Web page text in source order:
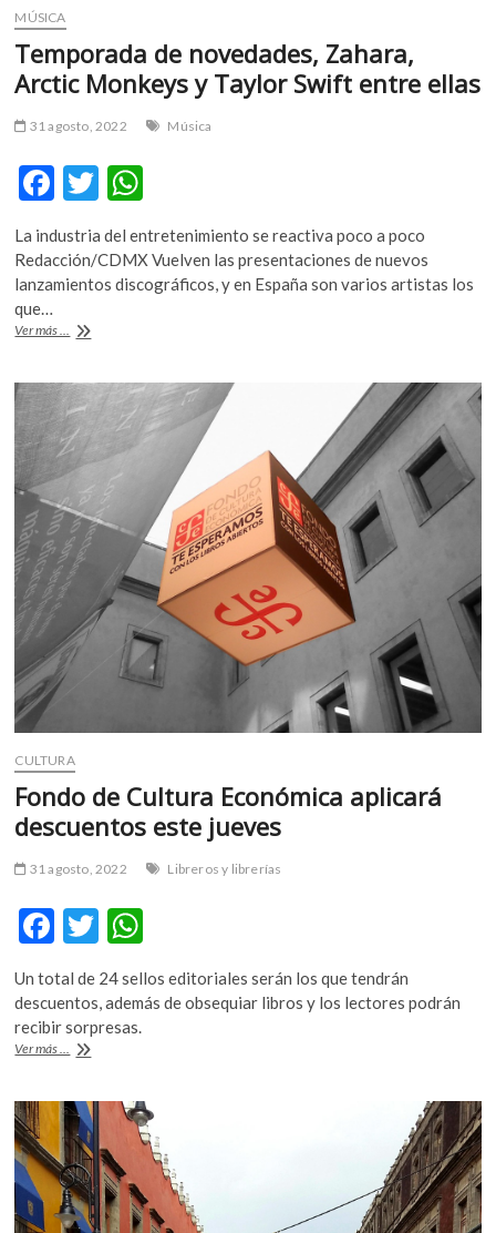
MÚSICA
Temporada de novedades, Zahara,
Arctic Monkeys y Taylor Swift entre ellas
31 agosto, 2022 Música
F
ac
e
b
o
k
T
w
itt
er
h
at
s
p
La industria del entretenimiento se reactiva poco a poco
Redacción/CDMX Vuelven las presentaciones de nuevos
lanzamientos discográficos, y en España son varios artistas los
que…
Ver más ... Temporada
Zahara,
Arctic
Monkeys
y
Taylor
Swift
entre
ellas
CULTURA
Fondo de Cultura Económica aplicará
descuentos este jueves
31 agosto, 2022 Libreros y librerías
F
ac
e
b
o
o
k
T
w
itt
er
h
at
p
p
Un total de 24 sellos editoriales serán los que tendrán
descuentos, además de obsequiar libros y los lectores podrán
recibir sorpresas.
Ver más ... Fondo
Económica
aplicará
descuentos
este
jueves